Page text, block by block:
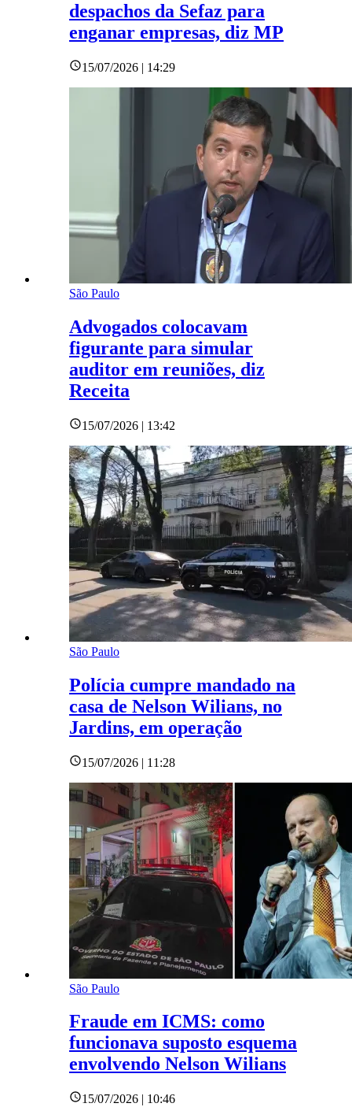
despachos da Sefaz para
enganar empresas, diz MP
15/07/2026 | 14:29
São Paulo
Advogados colocavam
figurante para simular
auditor em reuniões, diz
Receita
15/07/2026 | 13:42
São Paulo
Polícia cumpre mandado na
casa de Nelson Wilians, no
Jardins, em operação
15/07/2026 | 11:28
São Paulo
Fraude em ICMS: como
funcionava suposto esquema
envolvendo Nelson Wilians
15/07/2026 | 10:46